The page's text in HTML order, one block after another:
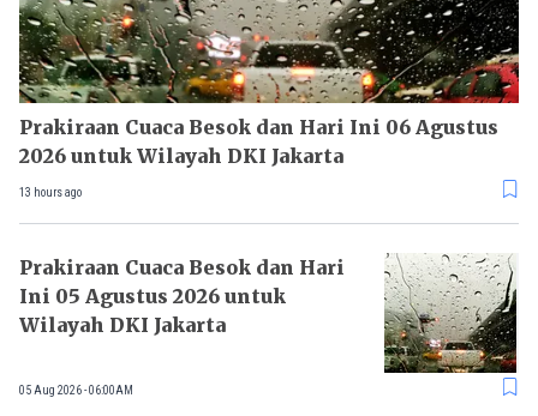
Prakiraan Cuaca Besok dan Hari Ini 06 Agustus
2026 untuk Wilayah DKI Jakarta
13 hours ago
Prakiraan Cuaca Besok dan Hari
Ini 05 Agustus 2026 untuk
Wilayah DKI Jakarta
05 Aug 2026 - 06:00AM